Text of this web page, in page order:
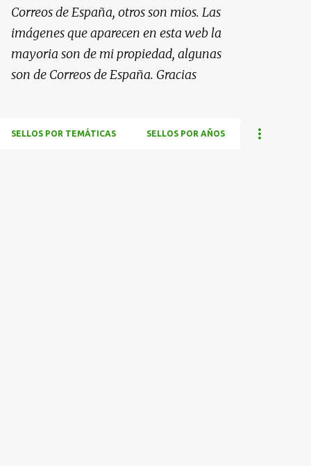
Correos de España, otros son mios. Las
imágenes que aparecen en esta web la
mayoria son de mi propiedad, algunas
son de Correos de España. Gracias
SELLOS POR TEMÁTICAS SELLOS POR AÑOS